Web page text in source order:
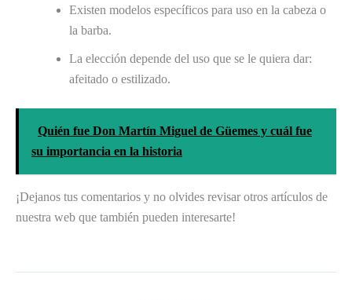
Existen modelos específicos para uso en la cabeza o
la barba.
La elección depende del uso que se le quiera dar:
afeitado o estilizado.
Quién fue Don Martín Miguel de Güemes y cuál fue
su importancia en la historia
¡Dejanos tus comentarios y no olvides revisar otros artículos de
nuestra web que también pueden interesarte!